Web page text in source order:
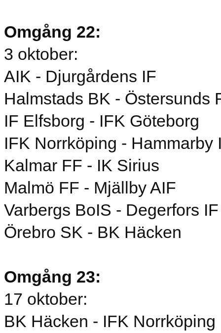
Omgång 22:
3 oktober:
AIK - Djurgårdens IF
Halmstads BK - Östersunds
IF Elfsborg - IFK Göteborg
IFK Norrköping - Hammarby
Kalmar FF - IK Sirius
Malmö FF - Mjällby AIF
Varbergs BoIS - Degerfors IF
Örebro SK - BK Häcken
Omgång 23:
17 oktober:
BK Häcken - IFK Norrköping